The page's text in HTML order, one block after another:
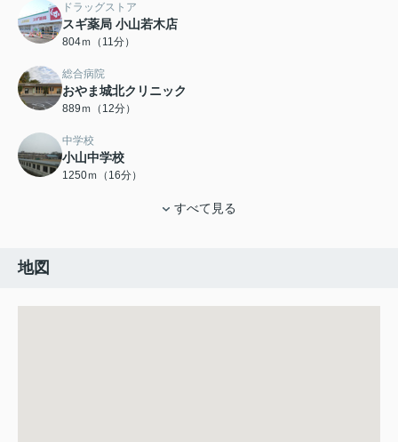
ドラッグストア
スギ薬局 小山若木店
804ｍ（11分）
総合病院
おやま城北クリニック
889ｍ（12分）
中学校
小山中学校
1250ｍ（16分）
すべて見る
地図